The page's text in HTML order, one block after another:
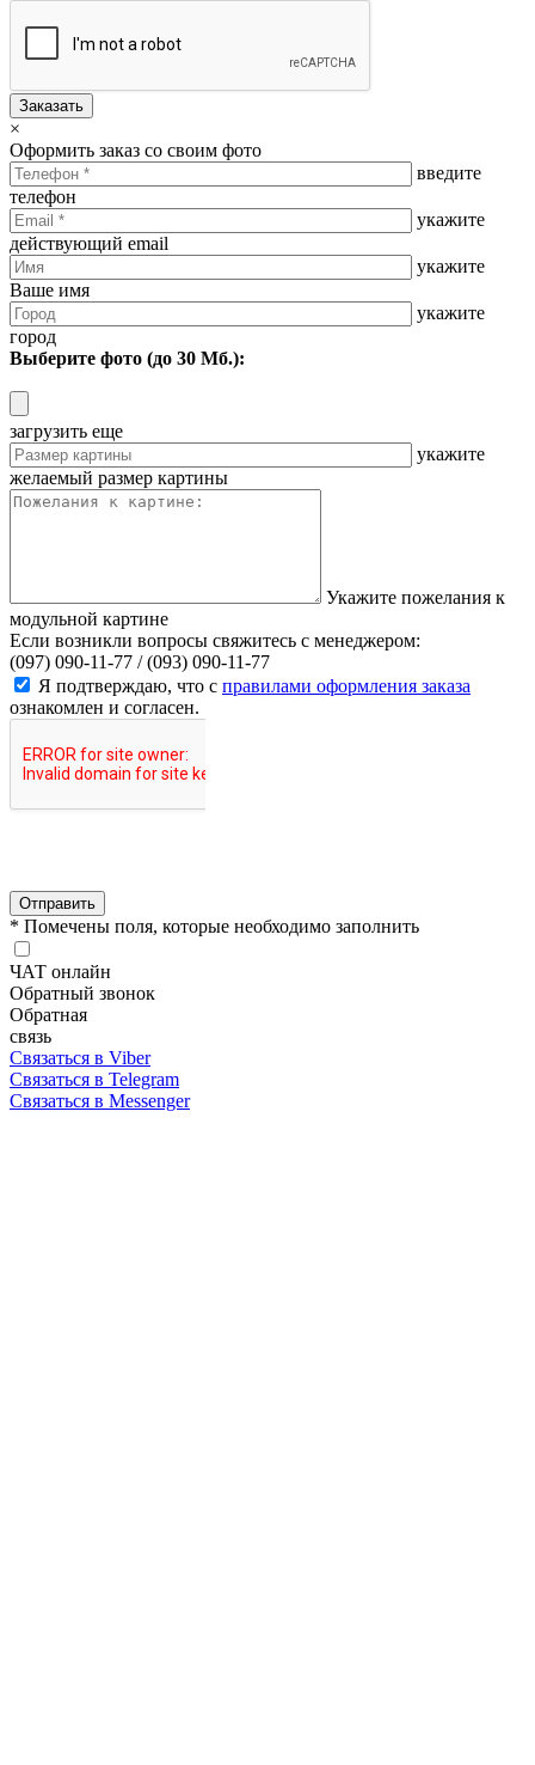
Заказать
×
Оформить заказ со своим фото
введите
телефон
укажите
действующий email
укажите
Ваше имя
укажите
город
Выберите фото (до 30 Мб.):
загрузить еще
укажите
желаемый размер картины
Укажите пожелания к
модульной картине
Если возникли вопросы свяжитесь с менеджером:
(097) 090-11-77 /(093) 090-11-77
Я подтверждаю, что с правилами оформления заказа
ознакомлен и согласен.
Отправить
* Помечены поля, которые необходимо заполнить
ЧАТ онлайн
Обратный звонок
Обратная
связь
Связаться в Viber
Связаться в Telegram
Связаться в Messenger